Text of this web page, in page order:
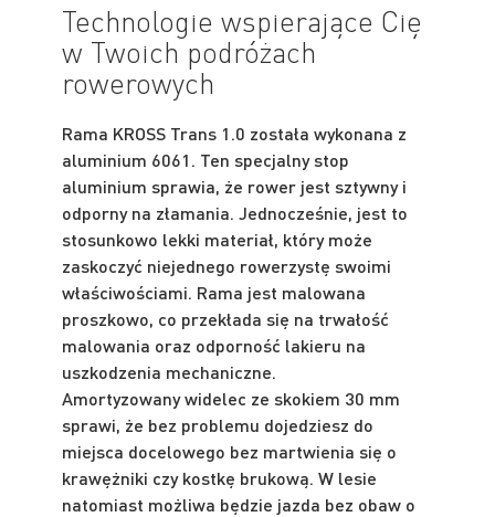
Technologie wspierające Cię
w Twoich podróżach
rowerowych
Rama KROSS Trans 1.0 została wykonana z
aluminium 6061. Ten specjalny stop
aluminium sprawia, że rower jest sztywny i
odporny na złamania. Jednocześnie, jest to
stosunkowo lekki materiał, który może
zaskoczyć niejednego rowerzystę swoimi
właściwościami. Rama jest malowana
proszkowo, co przekłada się na trwałość
malowania oraz odporność lakieru na
uszkodzenia mechaniczne.
Amortyzowany widelec ze skokiem 30 mm
sprawi, że bez problemu dojedziesz do
miejsca docelowego bez martwienia się o
krawężniki czy kostkę brukową. W lesie
natomiast możliwa będzie jazda bez obaw o